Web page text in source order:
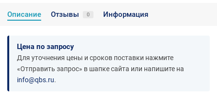
Описание Отзывы 0 Информация
Цена по запросу
Для уточнения цены и сроков поставки нажмите
«Отправить запрос» в шапке сайта или напишите на
info@qbs.ru.